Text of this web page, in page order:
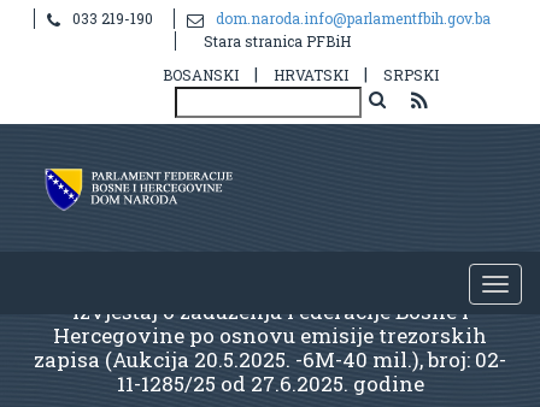
033 219-190
dom.naroda.info@parlamentfbih.gov.ba
Stara stranica PFBiH
BOSANSKI
| HRVATSKI | SRPSKI
Izvještaj o zaduženju Federacije Bosne i
Hercegovine po osnovu emisije trezorskih
zapisa (Aukcija 20.5.2025. -6M-40 mil.), broj: 02-
11-1285/25 od 27.6.2025. godine